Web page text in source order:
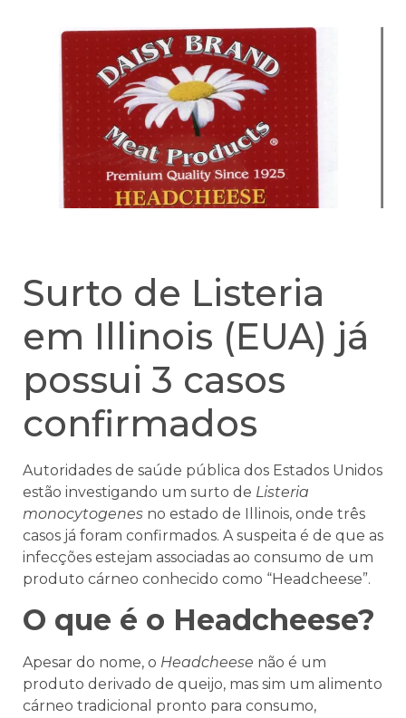
Surto de Listeria
em Illinois (EUA) já
possui 3 casos
confirmados
Autoridades de saúde pública dos Estados Unidos
estão investigando um surto de Listeria
monocytogenes no estado de Illinois, onde três
casos já foram confirmados. A suspeita é de que as
infecções estejam associadas ao consumo de um
produto cárneo conhecido como “Headcheese”.
O que é o Headcheese?
Apesar do nome, o Headcheese não é um
produto derivado de queijo, mas sim um alimento
cárneo tradicional pronto para consumo,